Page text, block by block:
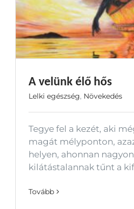
A velünk élő hős
Lelki egészség, Növekedés
Tegye fel a kezét, aki
magát mélyponton,
helyen, ahonnan nagyon
kilátástalannak tűnt a
Tovább